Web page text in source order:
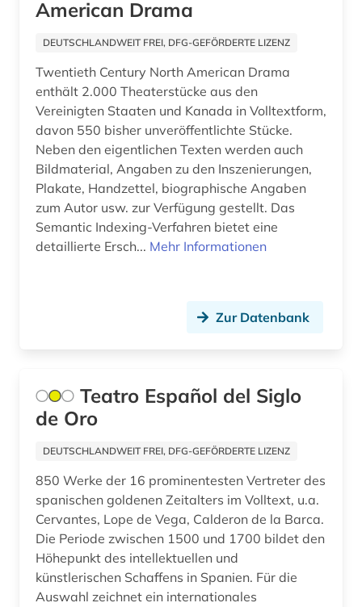
grimm (2)
großbritannien (5)
handzeichnung (1)
hebraica (1)
hexerei (1)
hispanistik (2)
irland (1)
jean (1)
jiddische literatur (1)
judaica (1)
kanada (1)
American Drama
DEUTSCHLANDWEIT FREI, DFG-GEFÖRDERTE LIZENZ
Twentieth Century North American Drama
enthält 2.000 Theaterstücke aus den
Vereinigten Staaten und Kanada in Volltextform,
davon 550 bisher unveröffentlichte Stücke.
Neben den eigentlichen Texten werden auch
Bildmaterial, Angaben zu den Inszenierungen,
Plakate, Handzettel, biographische Angaben
zum Autor usw. zur Verfügung gestellt. Das
Semantic Indexing-Verfahren bietet eine
detaillierte Ersch... Mehr Informationen
Zur Datenbank
Teatro Español del Siglo
de Oro
DEUTSCHLANDWEIT FREI, DFG-GEFÖRDERTE LIZENZ
850 Werke der 16 prominentesten Vertreter des
spanischen goldenen Zeitalters im Volltext, u.a.
Cervantes, Lope de Vega, Calderon de la Barca.
Die Periode zwischen 1500 und 1700 bildet den
Höhepunkt des intellektuellen und
künstlerischen Schaffens in Spanien. Für die
Auswahl zeichnet ein internationales